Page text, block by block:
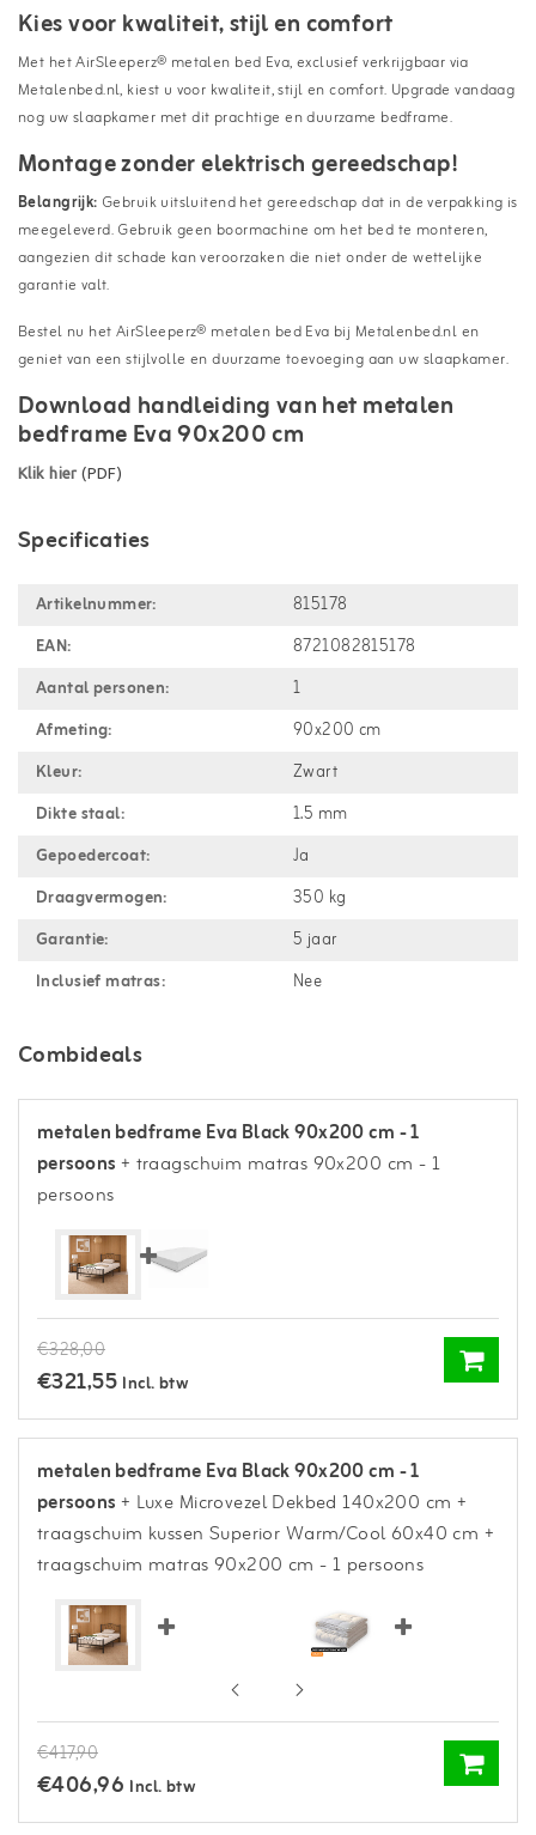
Kies voor kwaliteit, stijl en comfort
Met het AirSleeperz® metalen bed Eva, exclusief verkrijgbaar via
Metalenbed.nl, kiest u voor kwaliteit, stijl en comfort. Upgrade vandaag
nog uw slaapkamer met dit prachtige en duurzame bedframe.
Montage zonder elektrisch gereedschap!
Belangrijk: Gebruik uitsluitend het gereedschap dat in de verpakking is
meegeleverd. Gebruik geen boormachine om het bed te monteren,
aangezien dit schade kan veroorzaken die niet onder de wettelijke
garantie valt.
Bestel nu het AirSleeperz® metalen bed Eva bij Metalenbed.nl en
geniet van een stijlvolle en duurzame toevoeging aan uw slaapkamer.
Download handleiding van het metalen
bedframe Eva 90x200 cm
Klik hier (PDF)
Specificaties
Artikelnummer:
815178
EAN:
8721082815178
Aantal personen:
1
Afmeting:
90x200 cm
Kleur:
Zwart
Dikte staal:
1.5 mm
Gepoedercoat:
Ja
Draagvermogen:
350 kg
Garantie:
5 jaar
Inclusief matras:
Nee
Combideals
metalen bedframe Eva Black 90x200 cm - 1
persoons+ traagschuim matras 90x200 cm - 1
persoons
€328,00
€321,55 Incl. btw
metalen bedframe Eva Black 90x200 cm - 1
persoons+ Luxe Microvezel Dekbed 140x200 cm +
traagschuim kussen Superior Warm/Cool 60x40 cm +
traagschuim matras 90x200 cm - 1 persoons
€417,90
€406,96 Incl. btw